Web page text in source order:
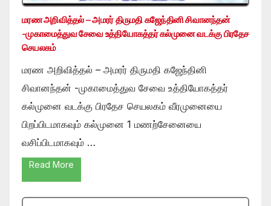
மரண அறிவித்தல் – அமரர் திருமதி கஜேந்தினி சிவானந்தன்
-முகாமைத்துவ சேவை உத்தியோகத்தர் கல்முனை வடக்கு பிரதேச
செயலகம்
மரண அறிவித்தல் – அமரர் திருமதி கஜேந்தினி
சிவானந்தன் -முகாமைத்துவ சேவை உத்தியோகத்தர்
கல்முனை வடக்கு பிரதேச செயலகம் வீரமுனையை
பிறப்பிடமாகவும் கல்முனை 1 மணற்சேனையை
வசிப்பிடமாகவும் …
Read More